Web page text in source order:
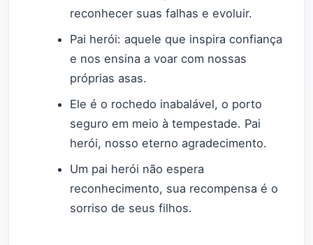
reconhecer suas falhas e evoluir.
Pai herói: aquele que inspira confiança
e nos ensina a voar com nossas
próprias asas.
Ele é o rochedo inabalável, o porto
seguro em meio à tempestade. Pai
herói, nosso eterno agradecimento.
Um pai herói não espera
reconhecimento, sua recompensa é o
sorriso de seus filhos.